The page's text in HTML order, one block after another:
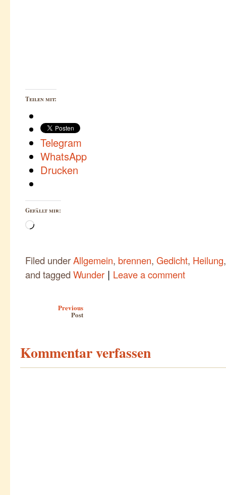
Teilen mit:
Telegram
WhatsApp
Drucken
Gefällt mir:
Wird
Filed underAllgemein, brennen, Gedicht, Heilung
and tagged Wunder | Leave a comment
Previous
Post
Kommentar verfassen